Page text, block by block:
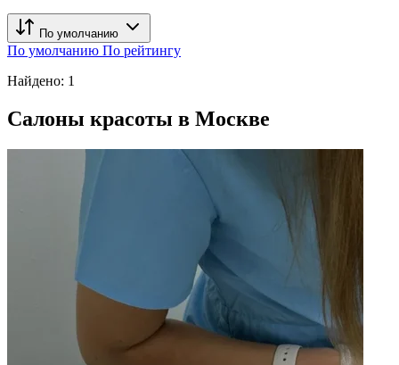
По умолчанию
По умолчанию По рейтингу
Найдено: 1
Салоны красоты в Москве